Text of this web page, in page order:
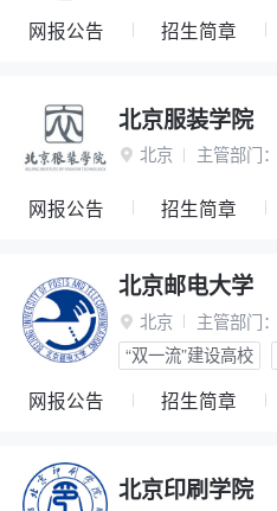
网报公告 招生简章
北京服装学院
 北京 主管部门：
网报公告 招生简章
北京邮电大学
 北京 主管部门：
“双一流”建设高校
网报公告 招生简章
北京印刷学院